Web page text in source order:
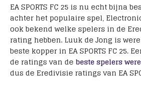
EA SPORTS FC 25 is nu echt bijna
achter het populaire spel,
ook bekend welke spelers in de
rating hebben. Luuk de Jong is
beste kopper in EA SPORTS FC 25.
de ratings van de beste spelers
dus de Eredivisie ratings van EA